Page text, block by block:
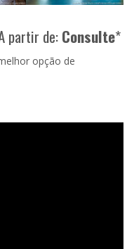
partir de:Consulte*
opção de